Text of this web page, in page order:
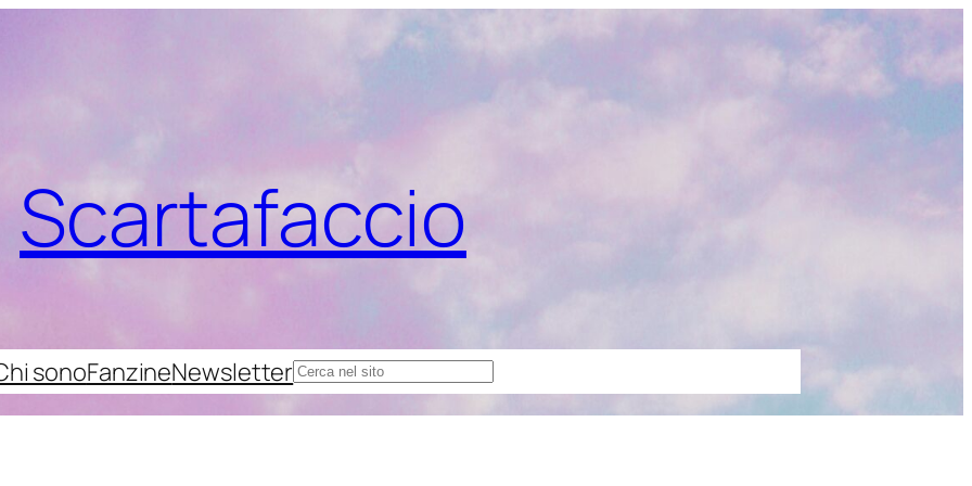
Scartafaccio
sonoFanzineNewsletterCerca